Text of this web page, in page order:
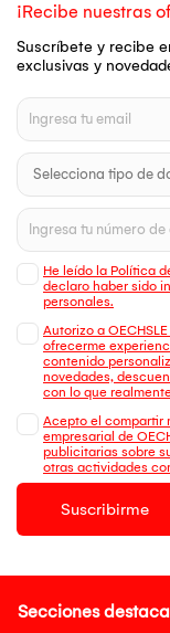
¡Recibe nuestras
Suscríbete y recibe
exclusivas y
He leído la Política
declaro haber sido
personales.
Autorizo a
ofrecerme
contenido
novedades,
con lo que
Acepto el compartir
empresarial de
publicitarias sobre
otras actividades
Suscribirme
Secciones